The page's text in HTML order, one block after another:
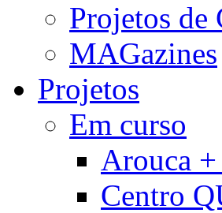
Projetos de
MAGazines
Projetos
Em curso
Arouca
Centro